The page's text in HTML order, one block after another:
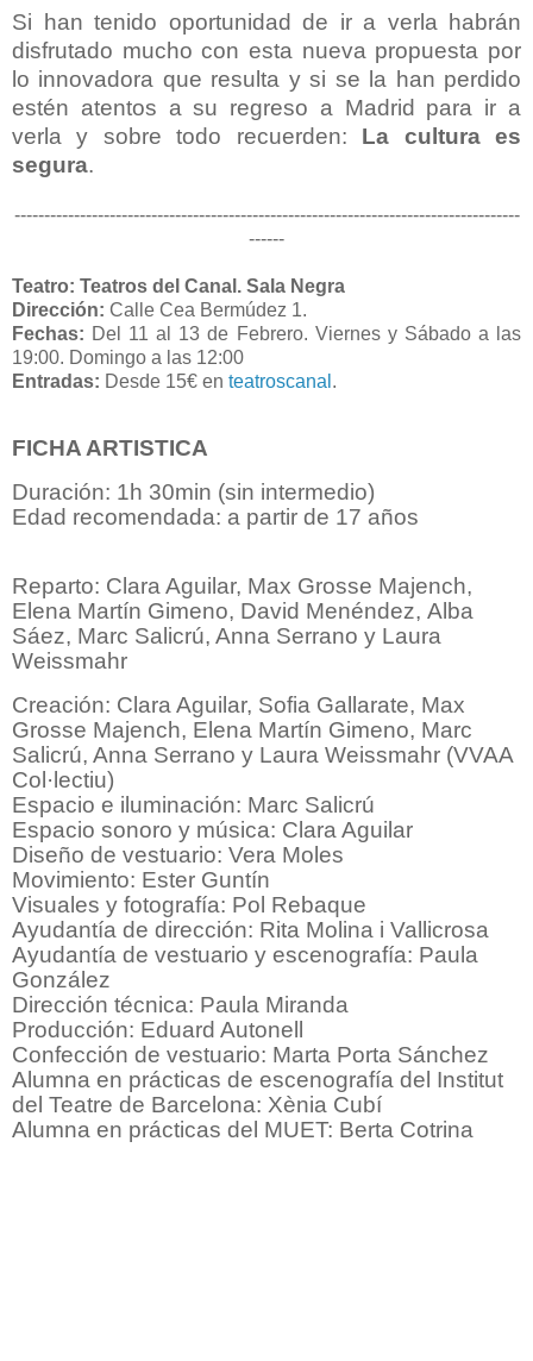
Si han tenido oportunidad de ir a verla habrán
disfrutado mucho con esta nueva propuesta por
lo innovadora que resulta y si se la han perdido
estén atentos a su regreso a Madrid para ir a
verla y sobre todo recuerden: La cultura es
segura.
-------------------------------------------------------------------------------------
------
Teatro: Teatros del Canal. Sala Negra
Dirección: Calle Cea Bermúdez 1.
Fechas: Del 11 al 13 de Febrero. Viernes y Sábado a las
19:00. Domingo a las 12:00
Entradas: Desde 15€ en teatroscanal .
FICHA ARTISTICA
Duración: 1h 30min (sin intermedio)
Edad recomendada: a partir de 17 años
Reparto: Clara Aguilar, Max Grosse Majench,
Elena Martín Gimeno, David Menéndez, Alba
Sáez, Marc Salicrú, Anna Serrano y Laura
Weissmahr
Creación: Clara Aguilar, Sofia Gallarate, Max
Grosse Majench, Elena Martín Gimeno, Marc
Salicrú, Anna Serrano y Laura Weissmahr (VVAA
Col·lectiu)
Espacio e iluminación: Marc Salicrú
Espacio sonoro y música: Clara Aguilar
Diseño de vestuario: Vera Moles
Movimiento: Ester Guntín
Visuales y fotografía: Pol Rebaque
Ayudantía de dirección: Rita Molina i Vallicrosa
Ayudantía de vestuario y escenografía: Paula
González
Dirección técnica: Paula Miranda
Producción: Eduard Autonell
Confección de vestuario: Marta Porta Sánchez
Alumna en prácticas de escenografía del Institut
del Teatre de Barcelona: Xènia Cubí
Alumna en prácticas del MUET: Berta Cotrina